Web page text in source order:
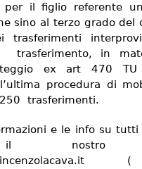
per il figlio referente
sino al terzo grado del
trasferimenti
trasferimento, in
ex art 470 TU
procedura di
trasferimenti.
e le info su tutti
nostro